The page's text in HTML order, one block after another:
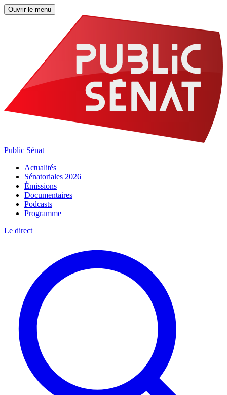
Ouvrir le menu
Public Sénat
Actualités
Sénatoriales 2026
Émissions
Documentaires
Podcasts
Programme
Le direct